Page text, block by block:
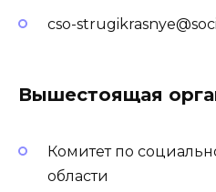
cso-
Вышестоящая
Комитет по
области